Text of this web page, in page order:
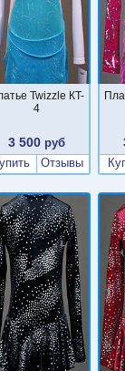
Twizzle КT-
4
3 500руб
Отзывы